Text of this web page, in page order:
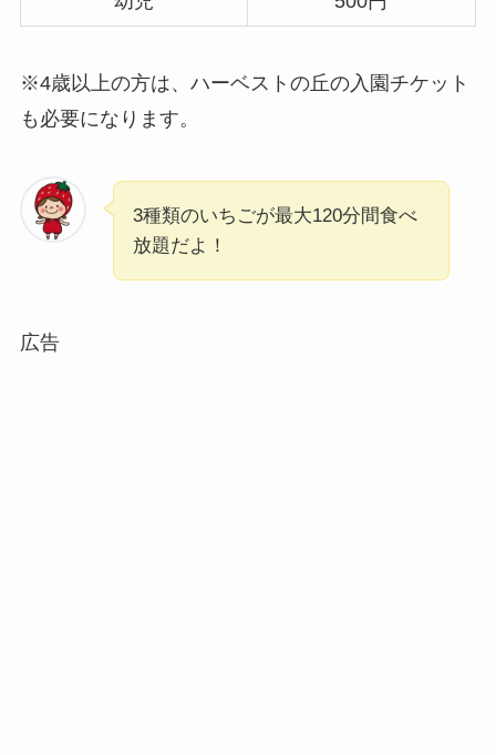
※4歳以上の方は、ハーベストの丘の入園チケット
も必要になります。
3種類のいちごが最大120分間食べ
放題だよ！
広告